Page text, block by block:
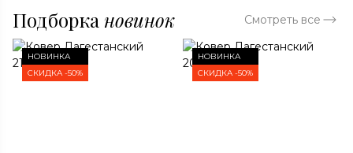
Подборка новинок Смотреть все
НОВИНКА
СКИДКА -50%
НОВИНКА
СКИДКА -50%